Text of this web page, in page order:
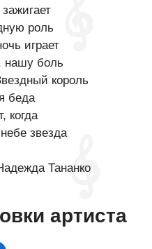
роль
играет
нашу боль
король
беда
когда
звезда
Тананко
артиста